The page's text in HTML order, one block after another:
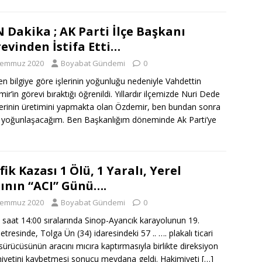
Dakika ; AK Parti İlçe Başkanı
İstifa Etti…
2020 Boyabat Gündemi 0
bilgiye göre işlerinin yoğunluğu nedeniyle Vahdettin
görevi bıraktığı öğrenildi. Yıllardır ilçemizde Nuri Dede
üretimini yapmakta olan Özdemir, ben bundan sonra
Ben Başkanlığım döneminde Ak Parti’ye
Kazası 1 Ölü, 1 Yaralı, Yerel
“ACI” Günü….
2020 Boyabat Gündemi 0
14:00 sıralarında Sinop-Ayancık karayolunun 19.
Tolga Ün (34) idaresindeki 57 .. …. plakalı ticari
aracını mıcıra kaptırmasıyla birlikte direksiyon
kaybetmesi sonucu meydana geldi. Hakimiyeti […]